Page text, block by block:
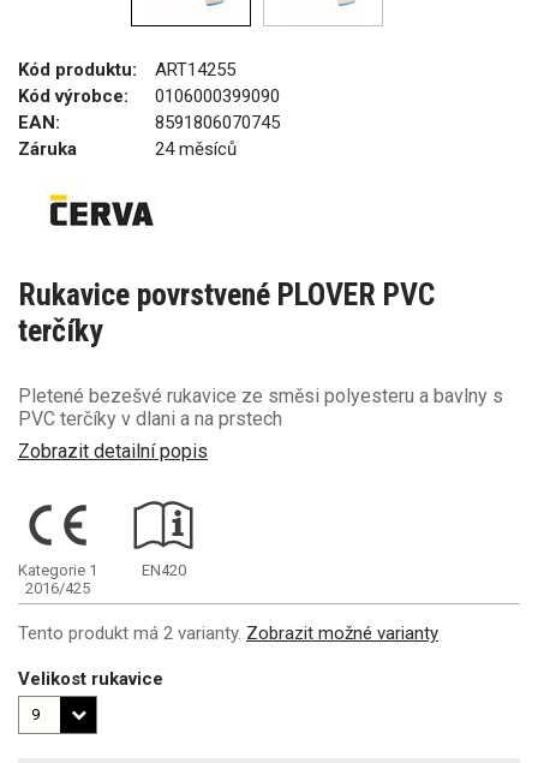
Kód produktu:
ART14255
Kód výrobce:
0106000399090
EAN:
8591806070745
Záruka
24 měsíců
Rukavice povrstvené PLOVER PVC
terčíky
Pletené bezešvé rukavice ze směsi polyesteru a bavlny s
PVC terčíky v dlani a na prstech
Zobrazit detailní popis
Kategorie 1
2016/425
EN420
Tento produkt má 2 varianty. Zobrazit možné varianty
Velikost rukavice